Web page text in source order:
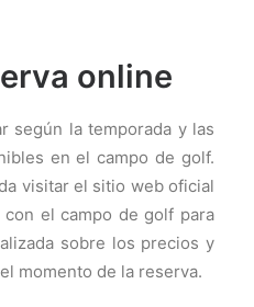
online
según la temporada y las
en el campo de golf.
visitar el sitio web oficial
el campo de golf para
sobre los precios y
momento de la reserva.